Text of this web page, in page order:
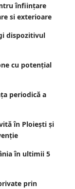
înființare
si exterioare
dispozitivul
cu potențial
periodică a
în Ploiești și
în ultimii 5
prin